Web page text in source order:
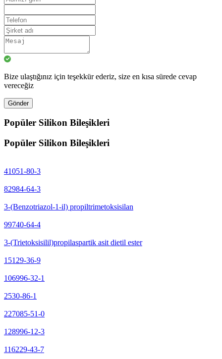
Bize ulaştığınız için teşekkür ederiz, size en kısa sürede cevap
vereceğiz
Gönder
Popüler Silikon Bileşikleri
Popüler Silikon Bileşikleri
41051-80-3
82984-64-3
3-(Benzotriazol-1-il) propiltrimetoksisilan
99740-64-4
3-(Trietoksisilil)propilaspartik asit dietil ester
15129-36-9
106996-32-1
2530-86-1
227085-51-0
128996-12-3
116229-43-7